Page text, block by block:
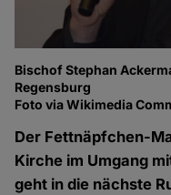
Bischof Stephan
Regensburg
Foto via Wikimedia
Der Fettnäpfchen-
Kirche im Umgang
geht in die nächste